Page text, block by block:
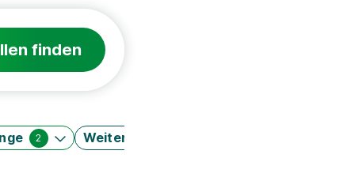
finden
2 Weitere Filter